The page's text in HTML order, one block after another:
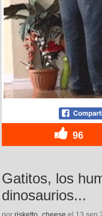
96
Gatitos, los
dinosaurios...